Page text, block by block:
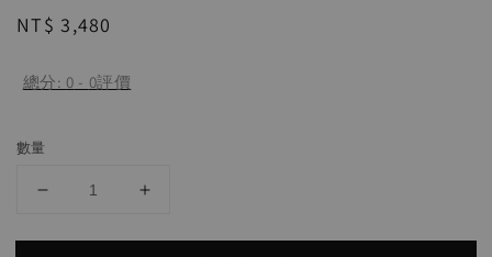
Regular
NT$ 3,480
總分: 0 - 0評價
數量